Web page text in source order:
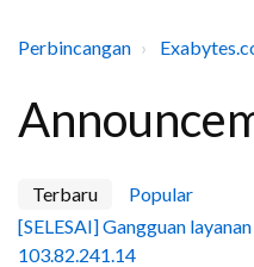
Perbincangan
Terbaru
Popular
[SELESAI] Gangguan
103.82.241.14